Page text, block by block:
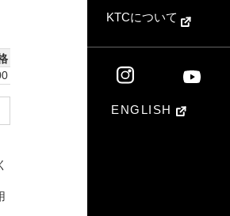
KTCについて
ENGLISH